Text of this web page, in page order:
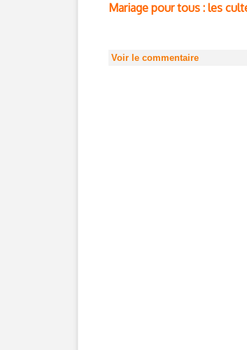
Mariage pour tous : les
Voir le commentaire